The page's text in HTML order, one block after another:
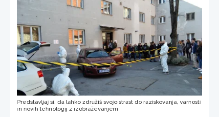
Predstavljaj si, da lahko združiš svojo strast do raziskovanja, varnosti
in novih tehnologij z izobraževanjem